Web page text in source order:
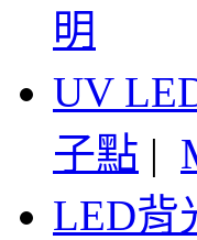
明
UV
子點 |
LED背